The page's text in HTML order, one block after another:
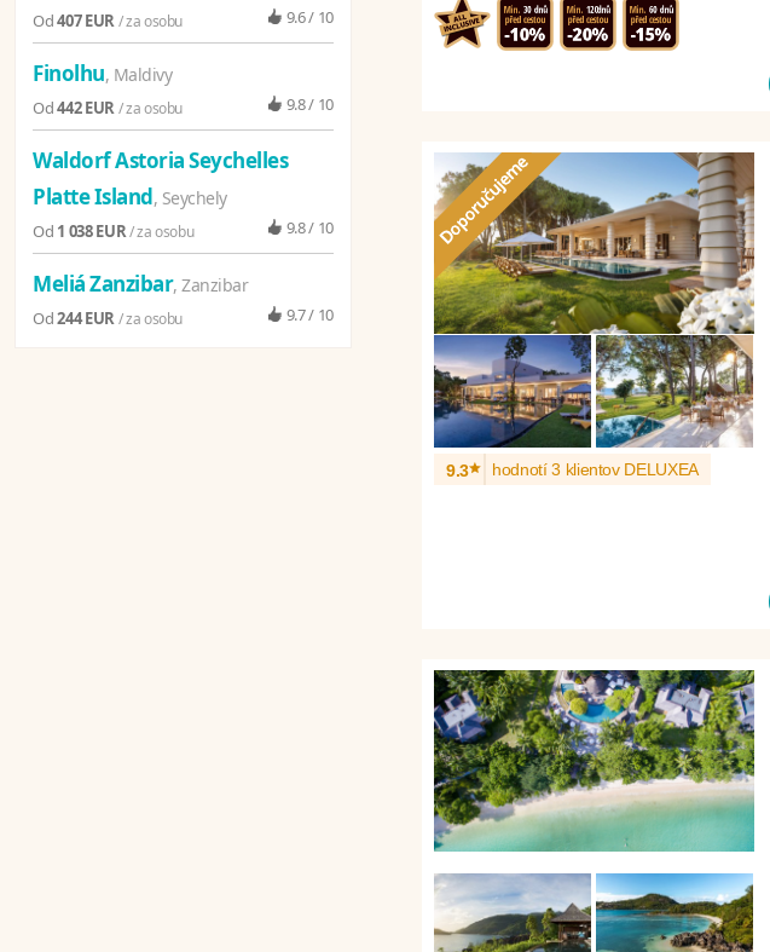
Od407 EUR/ za osobu 9.6 / 10
Finolhu, Maldivy
Od442 EUR/ za osobu 9.8 / 10
Waldorf Astoria Seychelles
Platte Island, Seychely
Od 1 038 EUR/ za osobu 9.8 / 10
Meliá Zanzibar, Zanzibar
Od244 EUR/ za osobu 9.7 / 10
9.3* hodnotí 3 klientov DELUXEA